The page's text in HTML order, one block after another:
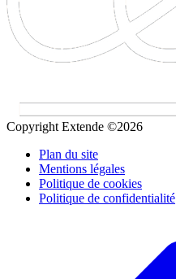
Copyright Extende ©2026
Plan du site
Mentions légales
Politique de cookies
Politique de confidentialité